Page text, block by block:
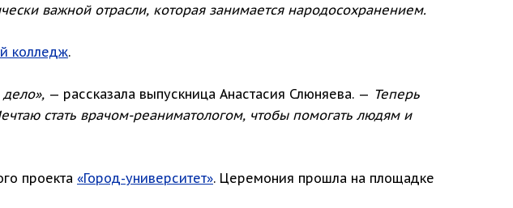
важной отрасли, которая занимается народосохранением.
колледж.
— рассказала выпускница Анастасия Слюняева. — Теперь
стать врачом-реаниматологом, чтобы помогать людям и
проекта «Город-университет». Церемония прошла на площадке